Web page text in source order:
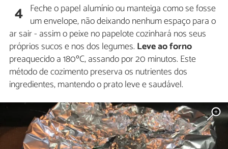
4 Feche o papel alumínio ou manteiga como se fosse
um envelope, não deixando nenhum espaço para o
ar sair - assim o peixe no papelote cozinhará nos seus
próprios sucos e nos dos legumes. Leve ao forno
preaquecido a 180ºC, assando por 20 minutos. Este
método de cozimento preserva os nutrientes dos
ingredientes, mantendo o prato leve e saudável.